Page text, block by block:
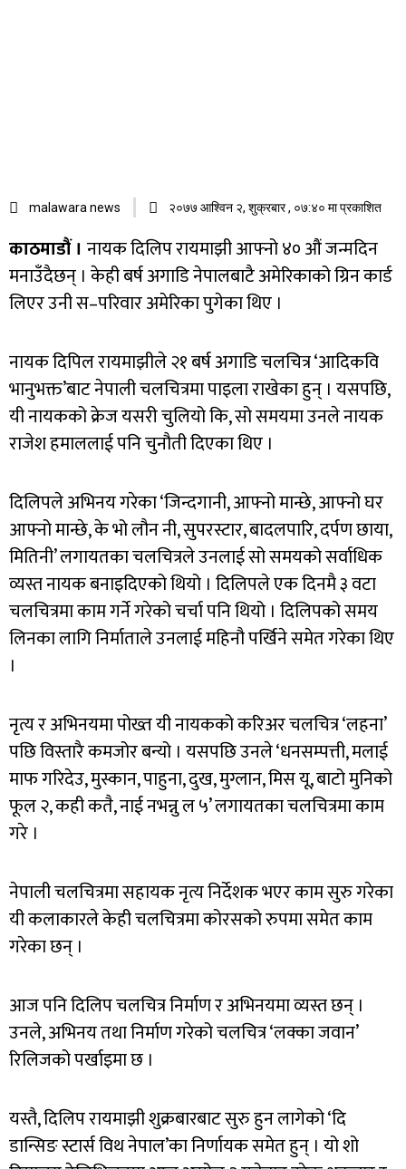
malawara news २०७७ आश्विन २, शुक्रबार , ०७:४० मा प्रकाशित
काठमाडौं । नायक दिलिप रायमाझी आफ्नो ४० औं जन्मदिन
मनाउँदैछन् । केही बर्ष अगाडि नेपालबाटै अमेरिकाको ग्रिन कार्ड
लिएर उनी स–परिवार अमेरिका पुगेका थिए ।
नायक दिपिल रायमाझीले २१ बर्ष अगाडि चलचित्र ‘आदिकवि
भानुभक्त’बाट नेपाली चलचित्रमा पाइला राखेका हुन् । यसपछि,
यी नायकको क्रेज यसरी चुलियो कि, सो समयमा उनले नायक
राजेश हमाललाई पनि चुनौती दिएका थिए ।
दिलिपले अभिनय गरेका ‘जिन्दगानी, आफ्नो मान्छे, आफ्नो घर
आफ्नो मान्छे, के भो लौन नी, सुपरस्टार, बादलपारि, दर्पण छाया,
मितिनी’ लगायतका चलचित्रले उनलाई सो समयको सर्वाधिक
व्यस्त नायक बनाइदिएको थियो । दिलिपले एक दिनमै ३ वटा
चलचित्रमा काम गर्ने गरेको चर्चा पनि थियो । दिलिपको समय
लिनका लागि निर्माताले उनलाई महिनौ पर्खिने समेत गरेका थिए
।
नृत्य र अभिनयमा पोख्त यी नायकको करिअर चलचित्र ‘लहना’
पछि विस्तारै कमजोर बन्यो । यसपछि उनले ‘धनसम्पत्ती, मलाई
माफ गरिदेउ, मुस्कान, पाहुना, दुख, मुग्लान, मिस यू, बाटो मुनिको
फूल २, कही कतै, नाई नभन्नु ल ५’ लगायतका चलचित्रमा काम
गरे ।
नेपाली चलचित्रमा सहायक नृत्य निर्देशक भएर काम सुरु गरेका
यी कलाकारले केही चलचित्रमा कोरसको रुपमा समेत काम
गरेका छन् ।
आज पनि दिलिप चलचित्र निर्माण र अभिनयमा व्यस्त छन् ।
उनले, अभिनय तथा निर्माण गरेको चलचित्र ‘लक्का जवान’
रिलिजको पर्खाइमा छ ।
यस्तै, दिलिप रायमाझी शुक्रबारबाट सुरु हुन लागेको ‘दि
डान्सिङ स्टार्स विथ नेपाल’का निर्णायक समेत हुन् । यो शो